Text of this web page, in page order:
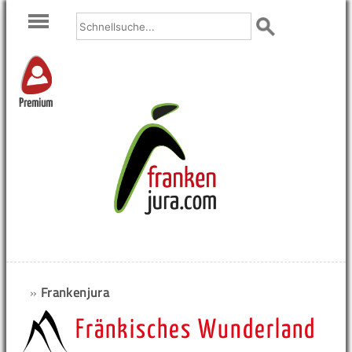
Premium
» Frankenjura
Fränkisches Wunderland